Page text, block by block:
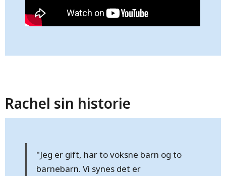
Rachel sin historie
"Jeg er gift, har to voksne barn og to
barnebarn. Vi synes det er